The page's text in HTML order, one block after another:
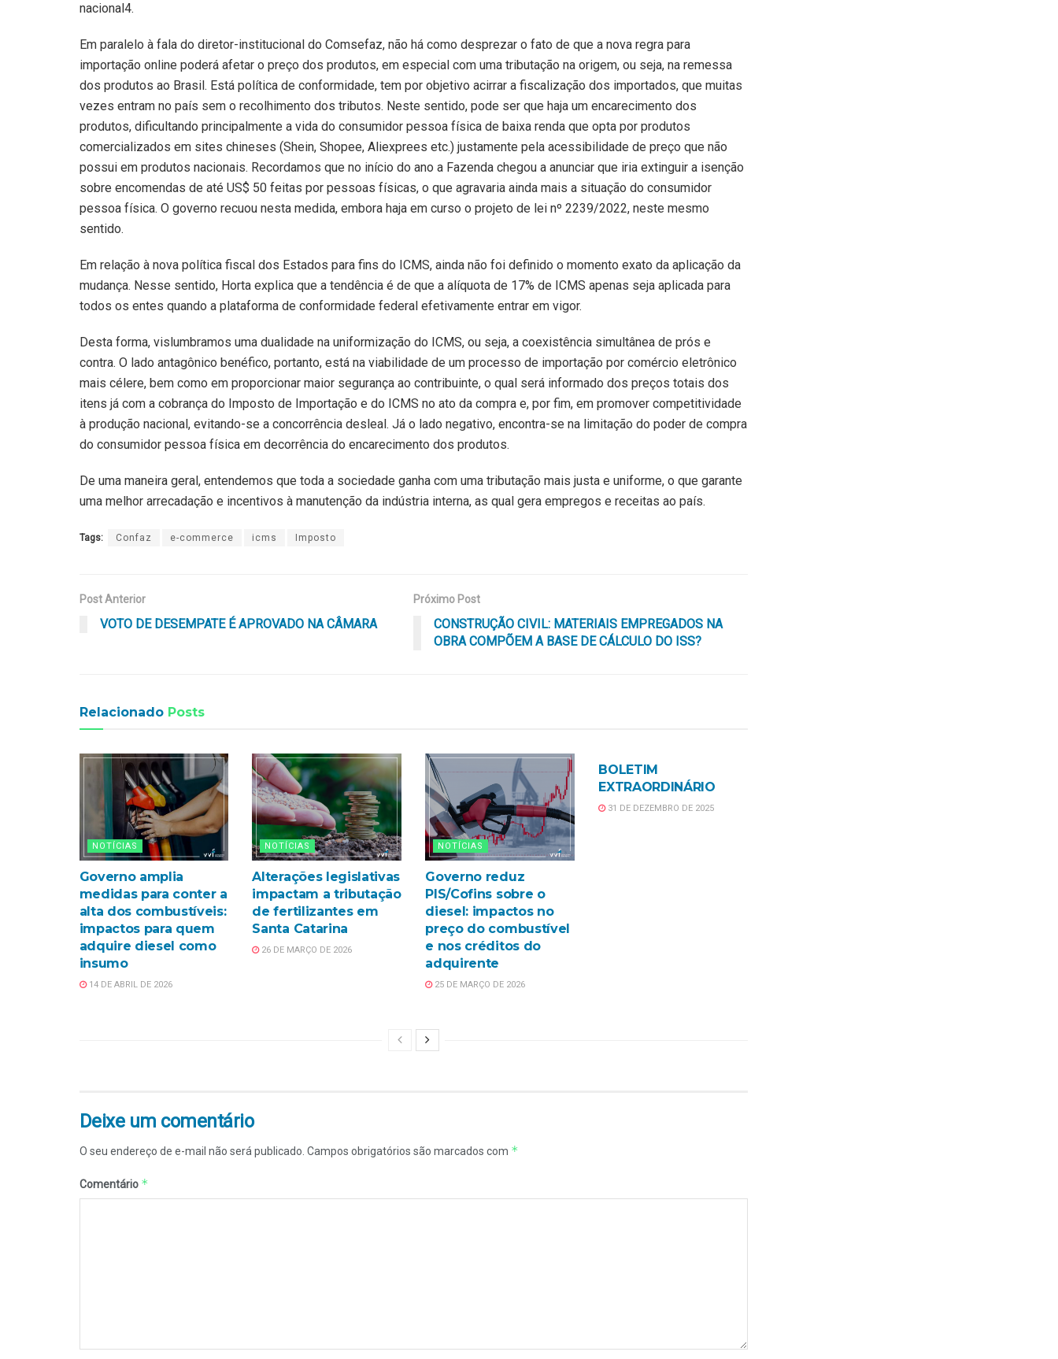
nacional 4.
Em paralelo à fala do diretor-institucional do Comsefaz, não há como desprezar o fato de que a nova regra para
importação online poderá afetar o preço dos produtos, em especial com uma tributação na origem, ou seja, na remessa
dos produtos ao Brasil. Está política de conformidade, tem por objetivo acirrar a fiscalização dos importados, que muitas
vezes entram no país sem o recolhimento dos tributos. Neste sentido, pode ser que haja um encarecimento dos
produtos, dificultando principalmente a vida do consumidor pessoa física de baixa renda que opta por produtos
comercializados em sites chineses (Shein, Shopee, Aliexprees etc.) justamente pela acessibilidade de preço que não
possui em produtos nacionais. Recordamos que no início do ano a Fazenda chegou a anunciar que iria extinguir a isenção
sobre encomendas de até US$ 50 feitas por pessoas físicas, o que agravaria ainda mais a situação do consumidor
pessoa física. O governo recuou nesta medida, embora haja em curso o projeto de lei nº 2239/2022, neste mesmo
sentido.
Em relação à nova política fiscal dos Estados para fins do ICMS, ainda não foi definido o momento exato da aplicação da
mudança. Nesse sentido, Horta explica que a tendência é de que a alíquota de 17% de ICMS apenas seja aplicada para
todos os entes quando a plataforma de conformidade federal efetivamente entrar em vigor.
Desta forma, vislumbramos uma dualidade na uniformização do ICMS, ou seja, a coexistência simultânea de prós e
contra. O lado antagônico benéfico, portanto, está na viabilidade de um processo de importação por comércio eletrônico
mais célere, bem como em proporcionar maior segurança ao contribuinte, o qual será informado dos preços totais dos
itens já com a cobrança do Imposto de Importação e do ICMS no ato da compra e, por fim, em promover competitividade
à produção nacional, evitando-se a concorrência desleal. Já o lado negativo, encontra-se na limitação do poder de compra
do consumidor pessoa física em decorrência do encarecimento dos produtos.
De uma maneira geral, entendemos que toda a sociedade ganha com uma tributação mais justa e uniforme, o que garante
uma melhor arrecadação e incentivos à manutenção da indústria interna, as qual gera empregos e receitas ao país.
Tags: Confaz e-commerce icms Imposto
Post Anterior
VOTO DE DESEMPATE É APROVADO NA CÂMARA
Próximo Post
CONSTRUÇÃO CIVIL: MATERIAIS EMPREGADOS NA
OBRA COMPÕEM A BASE DE CÁLCULO DO ISS?
RelacionadoPosts
NOTÍCIAS
Governo amplia
medidas para conter a
alta dos combustíveis:
impactos para quem
adquire diesel como
insumo
14 DE ABRIL DE 2026
NOTÍCIAS
Alterações legislativas
impactam a tributação
de fertilizantes em
Santa Catarina
26 DE MARÇO DE 2026
NOTÍCIAS
Governo reduz
PIS/Cofins sobre o
diesel: impactos no
preço do combustível
e nos créditos do
adquirente
25 DE MARÇO DE 2026
BOLETIM
EXTRAORDINÁRIO
31 DE DEZEMBRO DE 2025
Deixe um comentário
O seu endereço de e-mail não será publicado. Campos obrigatórios são marcados com *
Comentário *